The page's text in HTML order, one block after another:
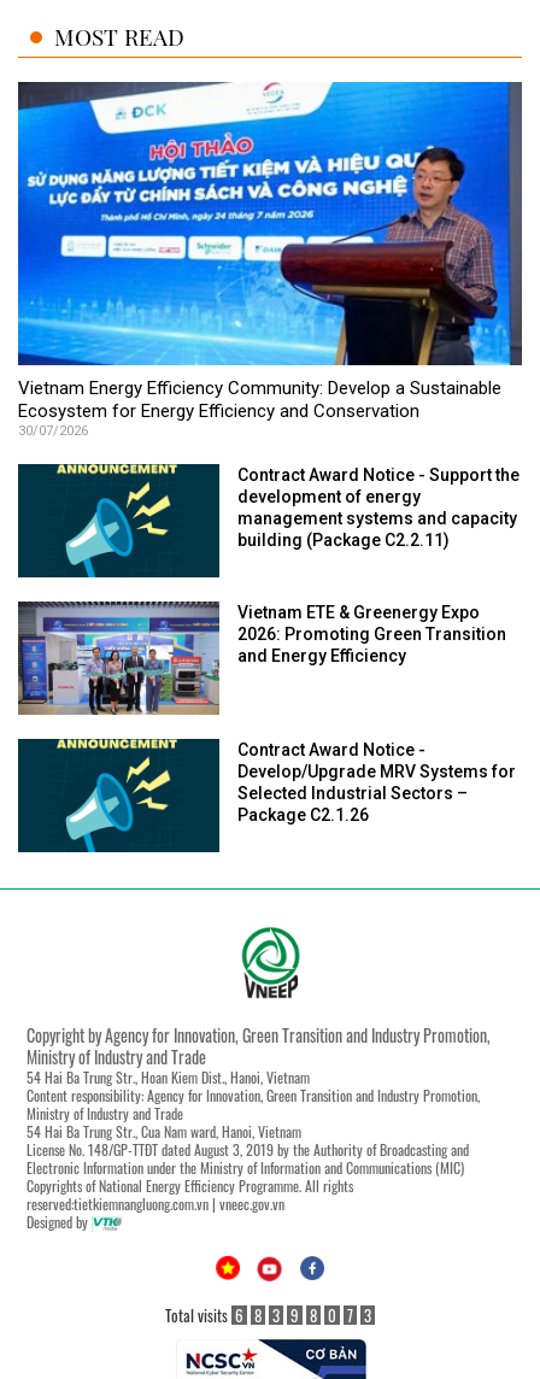
MOST READ
Vietnam Energy Efficiency Community: Develop a Sustainable
Ecosystem for Energy Efficiency and Conservation
30/07/2026
Contract Award Notice - Support the
development of energy
management systems and capacity
building (Package C2.2.11)
Vietnam ETE & Greenergy Expo
2026: Promoting Green Transition
and Energy Efficiency
Contract Award Notice -
Develop/Upgrade MRV Systems for
Selected Industrial Sectors –
Package C2.1.26
Copyright by Agency for Innovation, Green Transition and Industry Promotion,
Ministry of Industry and Trade
54 Hai Ba Trung Str., Hoan Kiem Dist., Hanoi, Vietnam
Content responsibility: Agency for Innovation, Green Transition and Industry Promotion,
Ministry of Industry and Trade
54 Hai Ba Trung Str., Cua Nam ward, Hanoi, Vietnam
License No. 148/GP-TTĐT dated August 3, 2019 by the Authority of Broadcasting and
Electronic Information under the Ministry of Information and Communications (MIC)
Copyrights of National Energy Efficiency Programme. All rights
reserved:tietkiemnangluong.com.vn | vneec.gov.vn
Designed by
Total visits 6 8 3 9 8 0 7 3